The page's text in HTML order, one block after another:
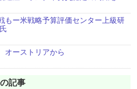
もー米戦略予算評価センター上級研
ーストリアから
記事